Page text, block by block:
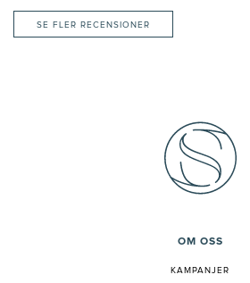
SE FLER RECENSIONER
OM OSS
KAMPANJER